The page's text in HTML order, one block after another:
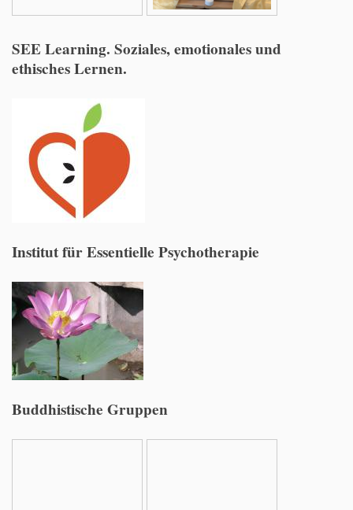
SEE Learning. Soziales, emotionales und
ethisches Lernen.
Institut für Essentielle Psychotherapie
Buddhistische Gruppen